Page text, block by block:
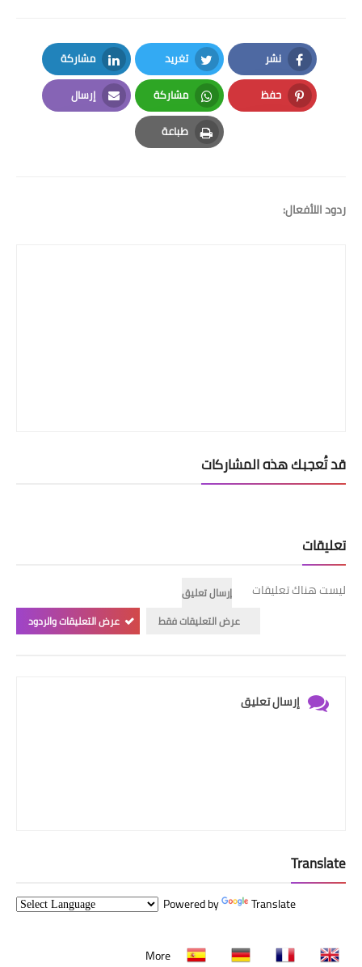
نشر
Facebook
تغريد
Twitter
مشاركة
LinkedIn
حفظ
Pinterest
مشاركة
Whatsapp
إرسال
Email
طباعة
Print
ردود اللأفعال:
قد تُعجبك هذه المشاركات
تعليقات
ليست هناك تعليقات
إرسال تعليق
عرض التعليقات فقط
عرض التعليقات والردود
إرسال تعليق
Translate
Powered by Translate
More